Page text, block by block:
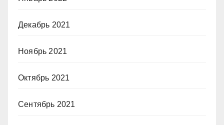
Декабрь 2021
Ноябрь 2021
Октябрь 2021
Сентябрь 2021